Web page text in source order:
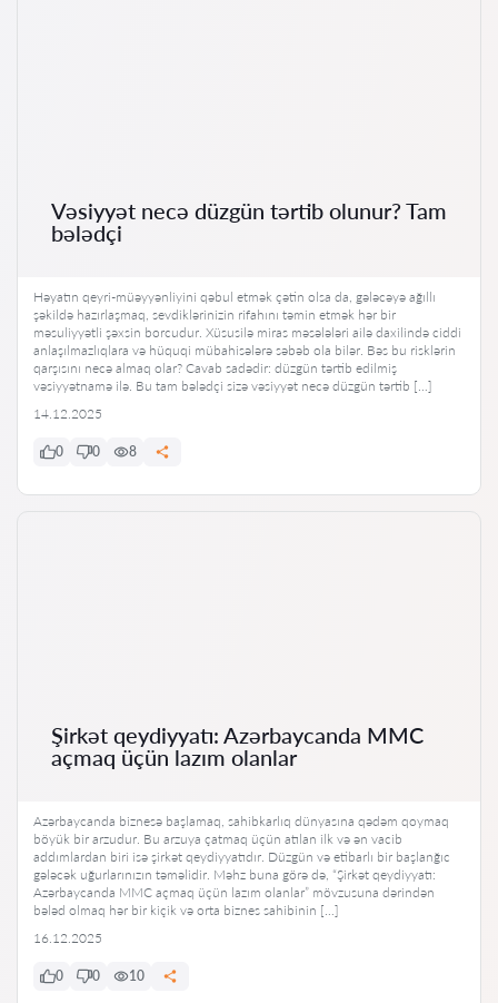
Vəsiyyət necə düzgün tərtib olunur? Tam
bələdçi
Həyatın qeyri-müəyyənliyini qəbul etmək çətin olsa da, gələcəyə ağıllı
şəkildə hazırlaşmaq, sevdiklərinizin rifahını təmin etmək hər bir
məsuliyyətli şəxsin borcudur. Xüsusilə miras məsələləri ailə daxilində ciddi
anlaşılmazlıqlara və hüquqi mübahisələrə səbəb ola bilər. Bəs bu risklərin
qarşısını necə almaq olar? Cavab sadədir: düzgün tərtib edilmiş
vəsiyyətnamə ilə. Bu tam bələdçi sizə vəsiyyət necə düzgün tərtib […]
14.12.2025
0 0 8
Şirkət qeydiyyatı: Azərbaycanda MMC
açmaq üçün lazım olanlar
Azərbaycanda biznesə başlamaq, sahibkarlıq dünyasına qədəm qoymaq
böyük bir arzudur. Bu arzuya çatmaq üçün atılan ilk və ən vacib
addımlardan biri isə şirkət qeydiyyatıdır. Düzgün və etibarlı bir başlanğıc
gələcək uğurlarınızın təməlidir. Məhz buna görə də, “Şirkət qeydiyyatı:
Azərbaycanda MMC açmaq üçün lazım olanlar” mövzusuna dərindən
bələd olmaq hər bir kiçik və orta biznes sahibinin […]
16.12.2025
0 0 10